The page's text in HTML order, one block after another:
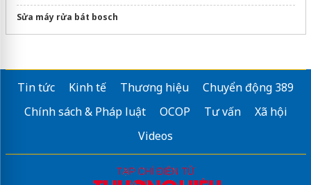
Sửa máy rửa bát bosch
Tin tức Kinh tế Thương hiệu
Chuyển động 389
Chính sách & Pháp luật
OCOP Tư vấn
Xã hội
Videos